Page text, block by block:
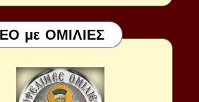
με ΟΜΙΛΙΕΣ